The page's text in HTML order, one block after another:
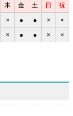
木 金 土 日
祝
× ● ● ×
×
× ● ● × ×